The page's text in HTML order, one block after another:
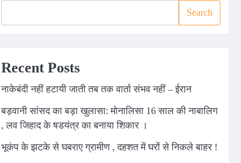
Search
Recent Posts
नाकेबंदी नहीं हटायी जाती तब तक वार्ता संभव नहीं – ईरान
बड़वानी सांसद का बड़ा खुलासा: मोनालिसा 16 साल की नाबालिग
, लव जिहाद के षडयंत्र का बनाया शिकार ।
भूकंप के झटके से घबराए ग्रामीण , दहशत में घरों से निकले बाहर !